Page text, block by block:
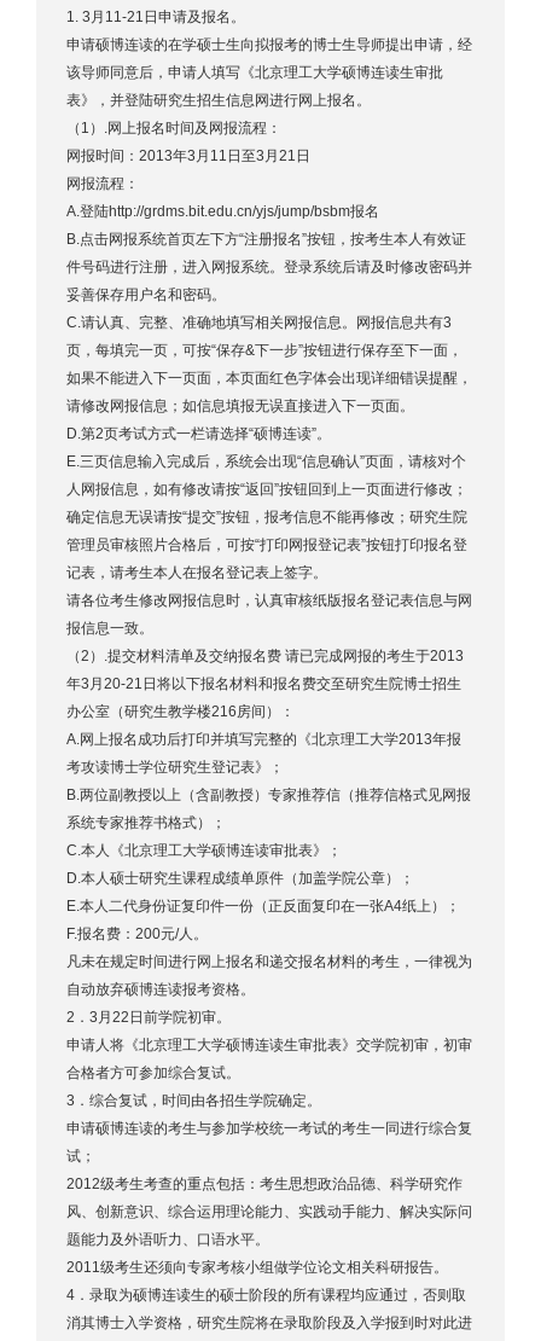
1. 3月11-21日申请及报名。
申请硕博连读的在学硕士生向拟报考的博士生导师提出申请，经
该导师同意后，申请人填写《北京理工大学硕博连读生审批
表》，并登陆研究生招生信息网进行网上报名。
（1）.网上报名时间及网报流程：
网报时间：2013年3月11日至3月21日
网报流程：
A.登陆http://grdms.bit.edu.cn/yjs/jump/bsbm报名
B.点击网报系统首页左下方“注册报名”按钮，按考生本人有效证
件号码进行注册，进入网报系统。登录系统后请及时修改密码并
妥善保存用户名和密码。
C.请认真、完整、准确地填写相关网报信息。网报信息共有3
页，每填完一页，可按“保存&下一步”按钮进行保存至下一面，
如果不能进入下一页面，本页面红色字体会出现详细错误提醒，
请修改网报信息；如信息填报无误直接进入下一页面。
D.第2页考试方式一栏请选择“硕博连读”。
E.三页信息输入完成后，系统会出现“信息确认”页面，请核对个
人网报信息，如有修改请按“返回”按钮回到上一页面进行修改；
确定信息无误请按“提交”按钮，报考信息不能再修改；研究生院
管理员审核照片合格后，可按“打印网报登记表”按钮打印报名登
记表，请考生本人在报名登记表上签字。
请各位考生修改网报信息时，认真审核纸版报名登记表信息与网
报信息一致。
（2）.提交材料清单及交纳报名费 请已完成网报的考生于2013
年3月20-21日将以下报名材料和报名费交至研究生院博士招生
办公室（研究生教学楼216房间）：
A.网上报名成功后打印并填写完整的《北京理工大学2013年报
考攻读博士学位研究生登记表》；
B.两位副教授以上（含副教授）专家推荐信（推荐信格式见网报
系统专家推荐书格式）；
C.本人《北京理工大学硕博连读审批表》；
D.本人硕士研究生课程成绩单原件（加盖学院公章）；
E.本人二代身份证复印件一份（正反面复印在一张A4纸上）；
F.报名费：200元/人。
凡未在规定时间进行网上报名和递交报名材料的考生，一律视为
自动放弃硕博连读报考资格。
2．3月22日前学院初审。
申请人将《北京理工大学硕博连读生审批表》交学院初审，初审
合格者方可参加综合复试。
3．综合复试，时间由各招生学院确定。
申请硕博连读的考生与参加学校统一考试的考生一同进行综合复
试；
2012级考生考查的重点包括：考生思想政治品德、科学研究作
风、创新意识、综合运用理论能力、实践动手能力、解决实际问
题能力及外语听力、口语水平。
2011级考生还须向专家考核小组做学位论文相关科研报告。
4．录取为硕博连读生的硕士阶段的所有课程均应通过，否则取
消其博士入学资格，研究生院将在录取阶段及入学报到时对此进